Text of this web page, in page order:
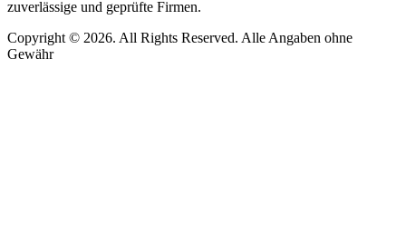
zuverlässige und geprüfte Firmen.
Copyright © 2026. All Rights Reserved. Alle Angaben ohne
Gewähr